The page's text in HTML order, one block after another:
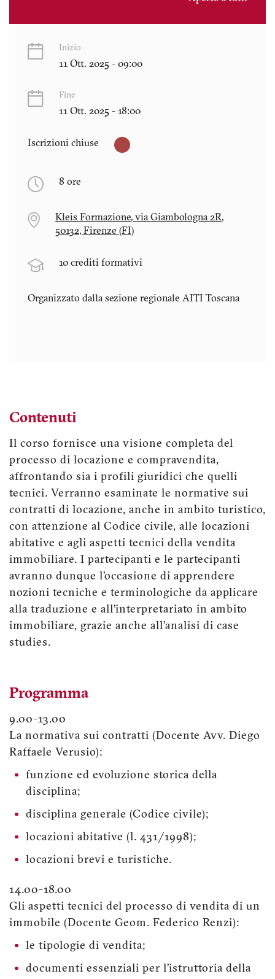
Inizio
11 Ott. 2025 - 09:00
Fine
11 Ott. 2025 - 18:00
Iscrizioni chiuse
8 ore
Kleis Formazione, via Giambologna 2R,
50132, Firenze (FI)
10 crediti formativi
Organizzato dalla sezione regionale AITI Toscana
Contenuti
Il corso fornisce una visione completa del
processo di locazione e compravendita,
affrontando sia i profili giuridici che quelli
tecnici. Verranno esaminate le normative sui
contratti di locazione, anche in ambito turistico,
con attenzione al Codice civile, alle locazioni
abitative e agli aspetti tecnici della vendita
immobiliare. I partecipanti e le partecipanti
avranno dunque l’occasione di apprendere
nozioni tecniche e terminologiche da applicare
alla traduzione e all’interpretariato in ambito
immobiliare, grazie anche all’analisi di case
studies.
Programma
9.00-13.00
La normativa sui contratti (Docente Avv. Diego
Raffaele Verusio):
funzione ed evoluzione storica della
disciplina;
disciplina generale (Codice civile);
locazioni abitative (l. 431/1998);
locazioni brevi e turistiche.
14.00-18.00
Gli aspetti tecnici del processo di vendita di un
immobile (Docente Geom. Federico Renzi):
le tipologie di vendita;
documenti essenziali per l’istruttoria della